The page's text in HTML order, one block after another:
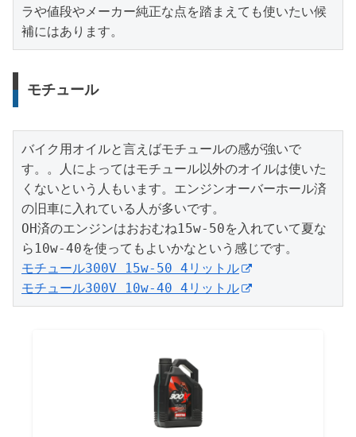
ラや値段やメーカー純正な点を踏まえても使いたい候
補にはあります。
モチュール
バイク用オイルと言えばモチュールの感が強いで
す。。人によってはモチュール以外のオイルは使いた
くないという人もいます。エンジンオーバーホール済
の旧車に入れている人が多いです。
OH済のエンジンはおおむね15w-50を入れていて夏な
モチュール300V 15w-50 4リットル
モチュール300V 10w-40 4リットル